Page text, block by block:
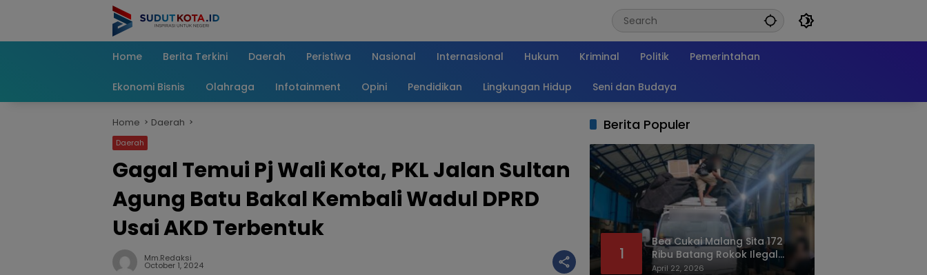
Home
Berita Terkini Daerah Peristiwa Nasional Internasional Hukum Kriminal Politik Pemerintahan
Ekonomi Bisnis Olahraga Infotainment Opini Pendidikan Lingkungan Hidup Seni dan Budaya
Home Daerah
Daerah
Gagal Temui Pj Wali Kota, PKL Jalan Sultan
Agung Batu Bakal Kembali Wadul DPRD
Usai AKD Terbentuk
Mm.redaksi
October 1, 2024
Berita Populer
1
Bea Cukai Malang Sita 172
Ribu Batang Rokok Ilegal
Bermodus Kemasan Sabun
April 22, 2026